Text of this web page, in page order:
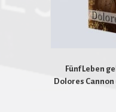
Fünf Leben
Dolores